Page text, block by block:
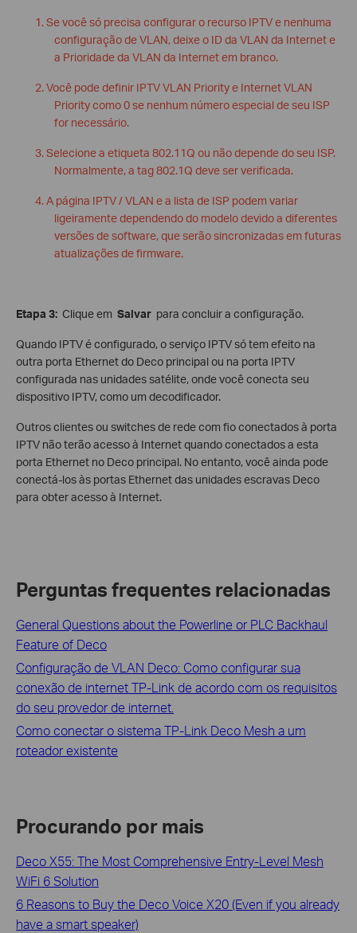
1. Se você só precisa configurar o recurso IPTV e nenhuma
configuração de VLAN, deixe o ID da VLAN da Internet e
a Prioridade da VLAN da Internet em branco.
2. Você pode definir IPTV VLAN Priority e Internet VLAN
Priority como 0 se nenhum número especial de seu ISP
for necessário.
3. Selecione a etiqueta 802.11Q ou não depende do seu ISP.
Normalmente, a tag 802.1Q deve ser verificada.
4. A página IPTV / VLAN e a lista de ISP podem variar
ligeiramente dependendo do modelo devido a diferentes
versões de software, que serão sincronizadas em futuras
atualizações de firmware.
Etapa 3: Clique em Salvar para concluir a configuração.
Quando IPTV é configurado, o serviço IPTV só tem efeito na
outra porta Ethernet do Deco principal ou na porta IPTV
configurada nas unidades satélite, onde você conecta seu
dispositivo IPTV, como um decodificador.
Outros clientes ou switches de rede com fio conectados à porta
IPTV não terão acesso à Internet quando conectados a esta
porta Ethernet no Deco principal. No entanto, você ainda pode
conectá-los às portas Ethernet das unidades escravas Deco
para obter acesso à Internet.
Perguntas frequentes relacionadas
General Questions about the Powerline or PLC Backhaul
Feature of Deco
Configuração de VLAN Deco: Como configurar sua
conexão de internet TP-Link de acordo com os requisitos
do seu provedor de internet.
Como conectar o sistema TP-Link Deco Mesh a um
roteador existente
Procurando por mais
Deco X55: The Most Comprehensive Entry-Level Mesh
WiFi 6 Solution
6 Reasons to Buy the Deco Voice X20 (Even if you already
have a smart speaker)